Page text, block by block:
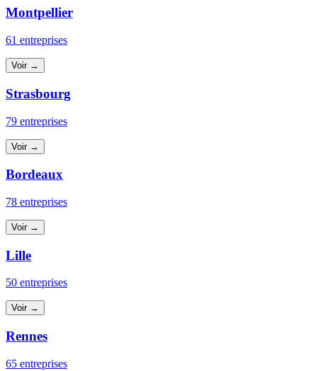
Montpellier
61 entreprises
Voir →
Strasbourg
79 entreprises
Voir →
Bordeaux
78 entreprises
Voir →
Lille
50 entreprises
Voir →
Rennes
65 entreprises